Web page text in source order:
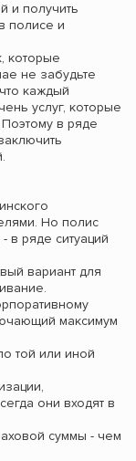
и получить
полисе и
которые
не забудьте
каждый
услуг, которые
в ряде
Но полис
в ряде ситуаций
вариант для
максимум
той или иной
они входят в
суммы - чем